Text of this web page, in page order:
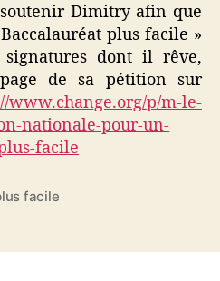
Dimitry afin que
plus facile »
signatures dont il rêve,
de sa pétition sur
www.change.org/p/m-le-
nationale-pour-un-
facile
facile